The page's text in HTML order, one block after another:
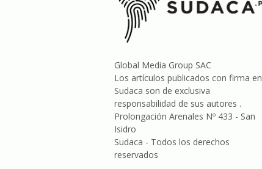
Global Media Group SAC
Los artículos publicados con firma en
Sudaca son de exclusiva
responsabilidad de sus autores .
Prolongación Arenales Nº 433 - San
Isidro
Sudaca - Todos los derechos
reservados